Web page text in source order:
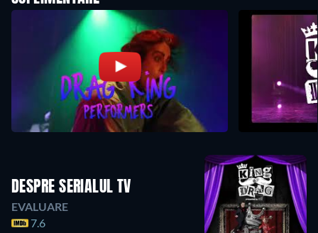
DESPRE SERIALUL TV
EVALUARE
7.6